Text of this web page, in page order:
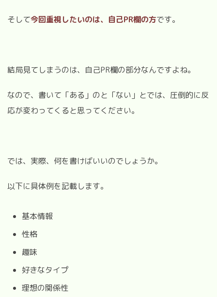
そして今回重視したいのは、自己PR欄の方です。
結局見てしまうのは、自己PR欄の部分なんですよね。
なので、書いて「ある」のと「ない」とでは、圧倒的に反
応が変わってくると思ってください。
では、実際、何を書けばいいのでしょうか。
以下に具体例を記載します。
基本情報
性格
趣味
好きなタイプ
理想の関係性